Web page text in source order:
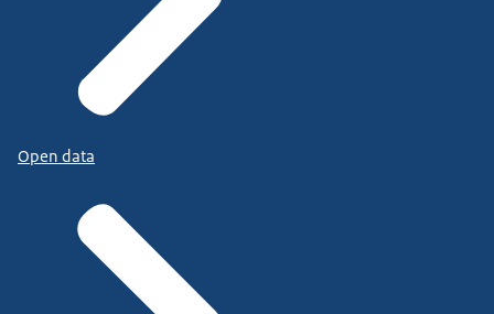
Open data